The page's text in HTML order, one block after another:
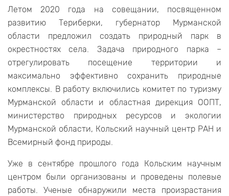
Летом 2020 года на совещании, посвященном
развитию Териберки, губернатор Мурманской
области предложил создать природный парк в
окрестностях села. Задача природного парка –
отрегулировать посещение территории и
максимально эффективно сохранить природные
комплексы. В работу включились комитет по туризму
Мурманской области и областная дирекция ООПТ,
министерство природных ресурсов и экологии
Мурманской области, Кольский научный центр РАН и
Всемирный фонд природы.
Уже в сентябре прошлого года Кольским научным
центром были организованы и проведены полевые
работы. Ученые обнаружили места произрастания